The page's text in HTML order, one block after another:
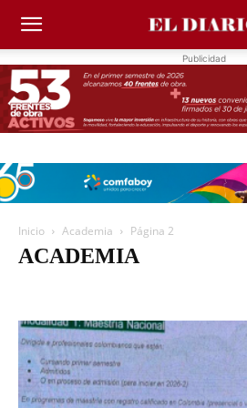
Publicidad
Inicio Academia Página 2
ACADEMIA
Boyacá
Boyacá denuncia
Caldas
Campohermoso Caricaturas
Chinavita
Chiquinquirá Chíquiza
Chitaraque
Chivatá Chivor
Coper
Corrales Covarachía Cubará